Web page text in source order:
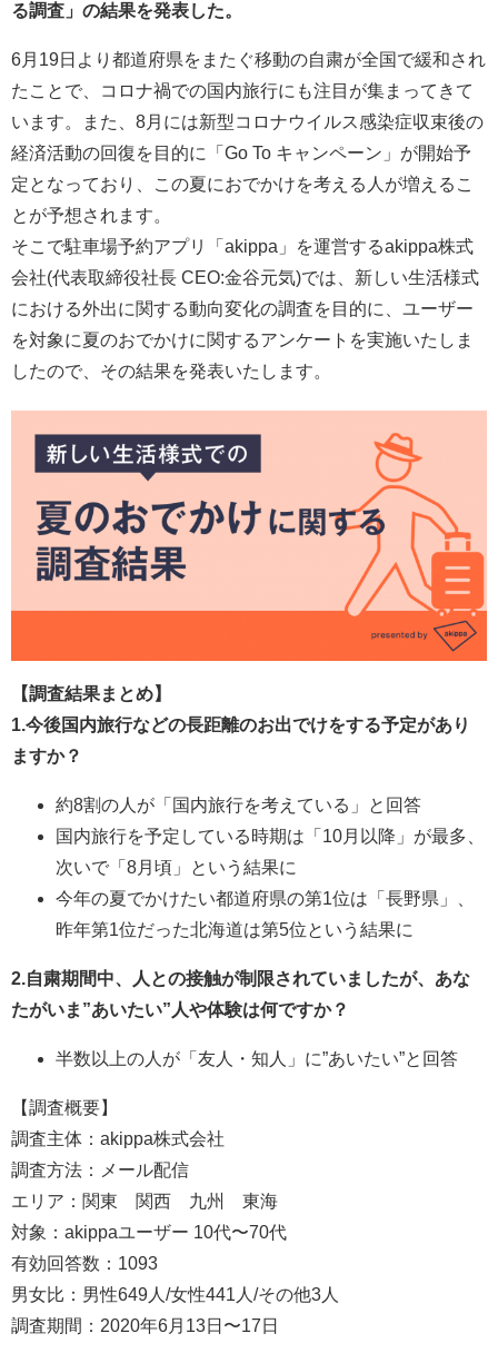
る調査」の結果を発表した。
6月19日より都道府県をまたぐ移動の自粛が全国で緩和され
たことで、コロナ禍での国内旅行にも注目が集まってきて
います。また、8月には新型コロナウイルス感染症収束後の
経済活動の回復を目的に「Go To キャンペーン」が開始予
定となっており、この夏におでかけを考える人が増えるこ
とが予想されます。
そこで駐車場予約アプリ「akippa」を運営するakippa株式
会社(代表取締役社長 CEO:金谷元気)では、新しい生活様式
における外出に関する動向変化の調査を目的に、ユーザー
を対象に夏のおでかけに関するアンケートを実施いたしま
したので、その結果を発表いたします。
【調査結果まとめ】
1.今後国内旅行などの長距離のお出でけをする予定があり
ますか？
約8割の人が「国内旅行を考えている」と回答
国内旅行を予定している時期は「10月以降」が最多、
次いで「8月頃」という結果に
今年の夏でかけたい都道府県の第1位は「長野県」、
昨年第1位だった北海道は第5位という結果に
2.自粛期間中、人との接触が制限されていましたが、あな
たがいま”あいたい”人や体験は何ですか？
半数以上の人が「友人・知人」に”あいたい”と回答
【調査概要】
調査主体：akippa株式会社
調査方法：メール配信
エリア：関東 関西 九州 東海
対象：akippaユーザー 10代〜70代
有効回答数：1093
男女比：男性649人/女性441人/その他3人
調査期間：2020年6月13日〜17日